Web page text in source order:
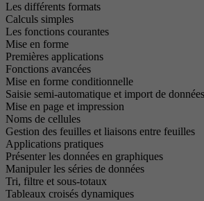
Les différents formats
Calculs simples
Les fonctions courantes
Mise en forme
Premières applications
Fonctions avancées
Mise en forme conditionnelle
Saisie semi-automatique et import de données
Mise en page et impression
Noms de cellules
Gestion des feuilles et liaisons entre feuilles
Applications pratiques
Présenter les données en graphiques
Manipuler les séries de données
Tri, filtre et sous-totaux
Tableaux croisés dynamiques